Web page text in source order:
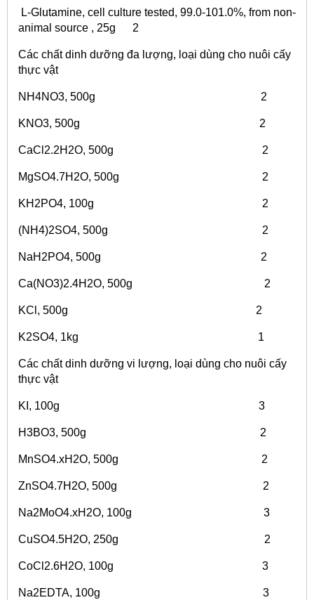
L-Glutamine, cell culture tested, 99.0-101.0%, from non-
animal source , 25g 2
Các chất dinh dưỡng đa lượng, loại dùng cho nuôi cấy
thực vật
NH4NO3, 500g 2
KNO3, 500g 2
CaCl2.2H2O, 500g 2
MgSO4.7H2O, 500g 2
KH2PO4, 100g 2
(NH4)2SO4, 500g 2
NaH2PO4, 500g 2
Ca(NO3)2.4H2O, 500g 2
KCl, 500g 2
K2SO4, 1kg 1
Các chất dinh dưỡng vi lượng, loại dùng cho nuôi cấy
thực vật
KI, 100g 3
H3BO3, 500g 2
MnSO4.xH2O, 500g 2
ZnSO4.7H2O, 500g 2
Na2MoO4.xH2O, 100g 3
CuSO4.5H2O, 250g 2
CoCl2.6H2O, 100g 3
Na2EDTA, 100g 3